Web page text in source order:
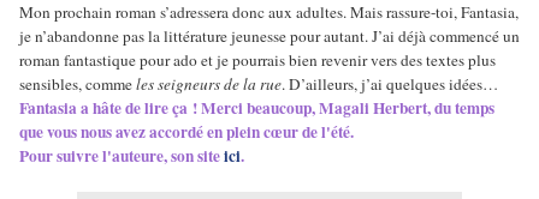
Mon prochain roman s’adressera donc aux adultes. Mais rassure-toi, Fantasia,
je n’abandonne pas la littérature jeunesse pour autant. J’ai déjà commencé un
roman fantastique pour ado et je pourrais bien revenir vers des textes plus
sensibles, commeles seigneurs de la rue. D’ailleurs, j’ai quelques idées…
Fantasia a hâte de lire ça ! Merci beaucoup, Magali Herbert, du temps
que vous nous avez accordé en plein cœur de l'été.
Pour suivre l'auteure, son siteici.